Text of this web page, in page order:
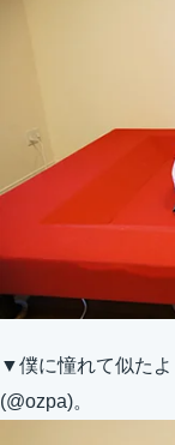
▼僕に憧れて似た
(@ozpa)。